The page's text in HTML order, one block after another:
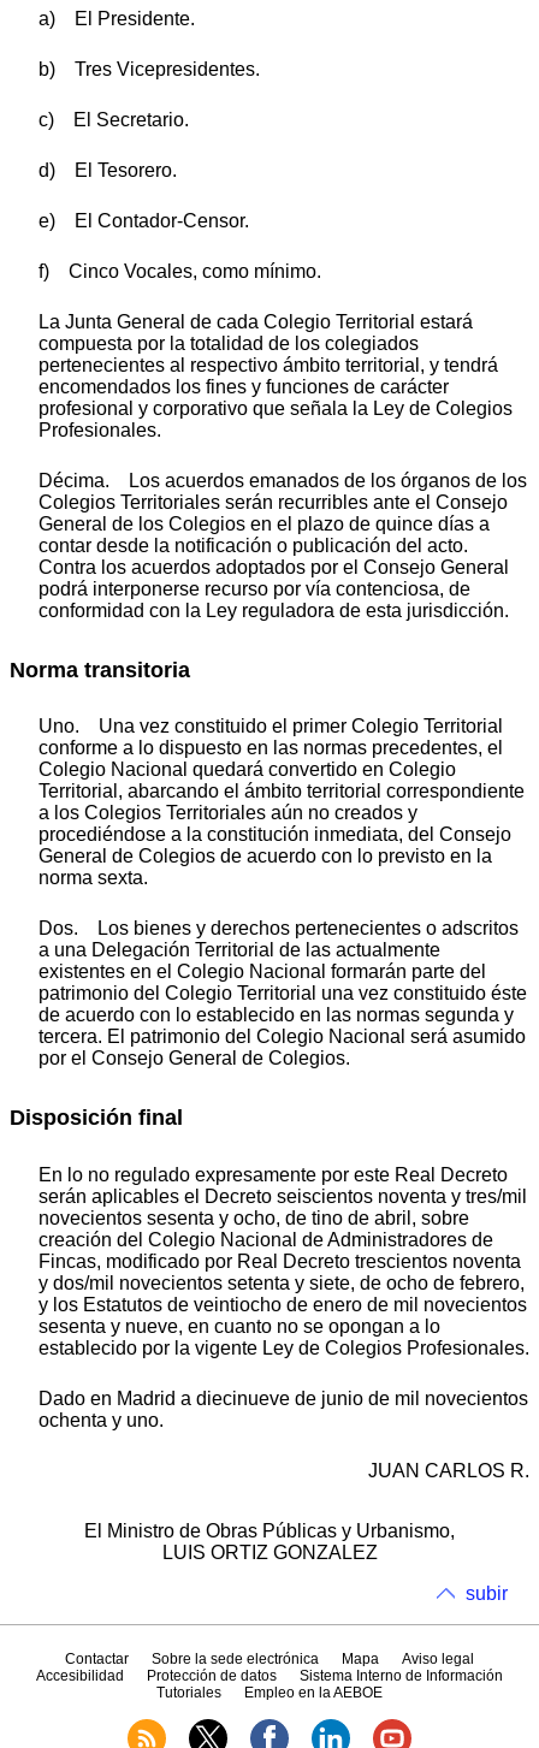
a) El Presidente.
b) Tres Vicepresidentes.
c) El Secretario.
d) El Tesorero.
e) El Contador-Censor.
f) Cinco Vocales, como mínimo.
La Junta General de cada Colegio Territorial estará
compuesta por la totalidad de los colegiados
pertenecientes al respectivo ámbito territorial, y tendrá
encomendados los fines y funciones de carácter
profesional y corporativo que señala la Ley de Colegios
Profesionales.
Décima. Los acuerdos emanados de los órganos de los
Colegios Territoriales serán recurribles ante el Consejo
General de los Colegios en el plazo de quince días a
contar desde la notificación o publicación del acto.
Contra los acuerdos adoptados por el Consejo General
podrá interponerse recurso por vía contenciosa, de
conformidad con la Ley reguladora de esta jurisdicción.
Norma transitoria
Uno. Una vez constituido el primer Colegio Territorial
conforme a lo dispuesto en las normas precedentes, el
Colegio Nacional quedará convertido en Colegio
Territorial, abarcando el ámbito territorial correspondiente
a los Colegios Territoriales aún no creados y
procediéndose a la constitución inmediata, del Consejo
General de Colegios de acuerdo con lo previsto en la
norma sexta.
Dos. Los bienes y derechos pertenecientes o adscritos
a una Delegación Territorial de las actualmente
existentes en el Colegio Nacional formarán parte del
patrimonio del Colegio Territorial una vez constituido éste
de acuerdo con lo establecido en las normas segunda y
tercera. El patrimonio del Colegio Nacional será asumido
por el Consejo General de Colegios.
Disposición final
En lo no regulado expresamente por este Real Decreto
serán aplicables el Decreto seiscientos noventa y tres/mil
novecientos sesenta y ocho, de tino de abril, sobre
creación del Colegio Nacional de Administradores de
Fincas, modificado por Real Decreto trescientos noventa
y dos/mil novecientos setenta y siete, de ocho de febrero,
y los Estatutos de veintiocho de enero de mil novecientos
sesenta y nueve, en cuanto no se opongan a lo
establecido por la vigente Ley de Colegios Profesionales.
Dado en Madrid a diecinueve de junio de mil novecientos
ochenta y uno.
JUAN CARLOS R.
El Ministro de Obras Públicas y Urbanismo,
LUIS ORTIZ GONZALEZ
subir
Contactar Sobre la sede electrónica Mapa
Aviso legal
Accesibilidad
Protección de datos
Sistema Interno de Información
Tutoriales
Empleo en la AEBOE